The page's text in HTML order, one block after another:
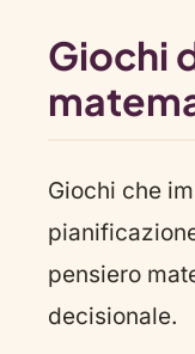
Giochi
Giochi che
pensiero
decisionale.